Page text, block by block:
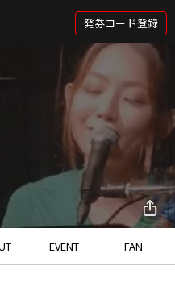
発券コード登録
EVENT FAN